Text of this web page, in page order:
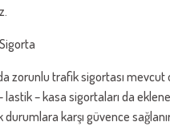
zorunlu trafik sigortası mevcut
lastik – kasa sigortaları da
karşı güvence